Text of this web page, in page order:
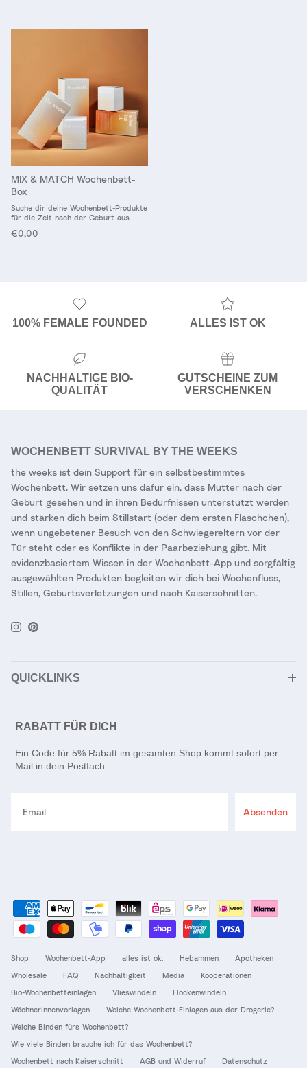
MIX & MATCH Wochenbett-
Box
Suche dir deine Wochenbett-Produkte
für die Zeit nach der Geburt aus
Normaler Preis
€0,00
100% FEMALE FOUNDED ALLES IST OK
NACHHALTIGE BIO-
QUALITÄT
GUTSCHEINE ZUM
VERSCHENKEN
WOCHENBETT SURVIVAL BY THE WEEKS
the weeks ist dein Support für ein selbstbestimmtes
Wochenbett. Wir setzen uns dafür ein, dass Mütter nach der
Geburt gesehen und in ihren Bedürfnissen unterstützt werden
und stärken dich beim Stillstart (oder dem ersten Fläschchen),
wenn ungebetener Besuch von den Schwiegereltern vor der
Tür steht oder es Konflikte in der Paarbeziehung gibt. Mit
evidenzbasiertem Wissen in der Wochenbett-App und sorgfältig
ausgewählten Produkten begleiten wir dich bei Wochenfluss,
Stillen, Geburtsverletzungen und nach Kaiserschnitten.
Instagram
Pinterest
QUICKLINKS
RABATT FÜR DICH
Ein Code für 5% Rabatt im gesamten Shop kommt sofort per
Mail in dein Postfach.
Absenden
Shop Wochenbett-App alles ist ok. Hebammen
Apotheken
Wholesale
FAQ Nachhaltigkeit Media
Kooperationen
Bio-Wochenbetteinlagen
Vlieswindeln
Flockenwindeln
Wöchnerinnenvorlagen
Welche Wochenbett-Einlagen aus der Drogerie?
Welche Binden fürs Wochenbett?
Wie viele Binden brauche ich für das Wochenbett?
Wochenbett nach Kaiserschnitt
AGB und Widerruf Datenschutz